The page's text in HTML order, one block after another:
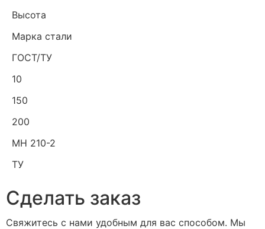
Высота
Марка стали
ГОСТ/ТУ
10
150
200
МН 210-2
ТУ
Cделать заказ
Свяжитесь с нами удобным для вас способом. Мы